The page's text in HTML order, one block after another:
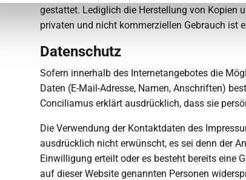
gestattet. Lediglich die Herstellung von Kopien
privaten und nicht kommerziellen Gebrauch ist
Datenschutz
Sofern innerhalb des Internetangebotes die
Daten (E-Mail-Adresse, Namen, Anschriften)
Conciliamus erklärt ausdrücklich, dass sie
Die Verwendung der Kontaktdaten des
ausdrücklich nicht erwünscht, es sei denn der
Einwilligung erteilt oder es besteht bereits eine
auf dieser Website genannten Personen